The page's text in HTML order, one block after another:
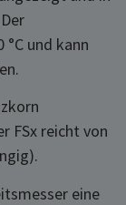
und kann
FSx reicht von
eine